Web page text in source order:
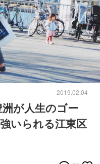
2019.02.04
が人生のゴー
いられる江東区